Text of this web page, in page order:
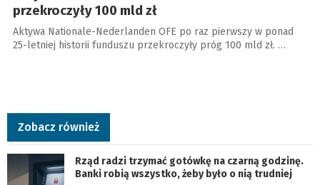
przekroczyły 100 mld zł
Aktywa Nationale-Nederlanden OFE po raz pierwszy w ponad
25-letniej historii funduszu przekroczyły próg 100 mld zł. …
Zobacz również
Rząd radzi trzymać gotówkę na czarną godzinę.
Banki robią wszystko, żeby było o nią trudniej